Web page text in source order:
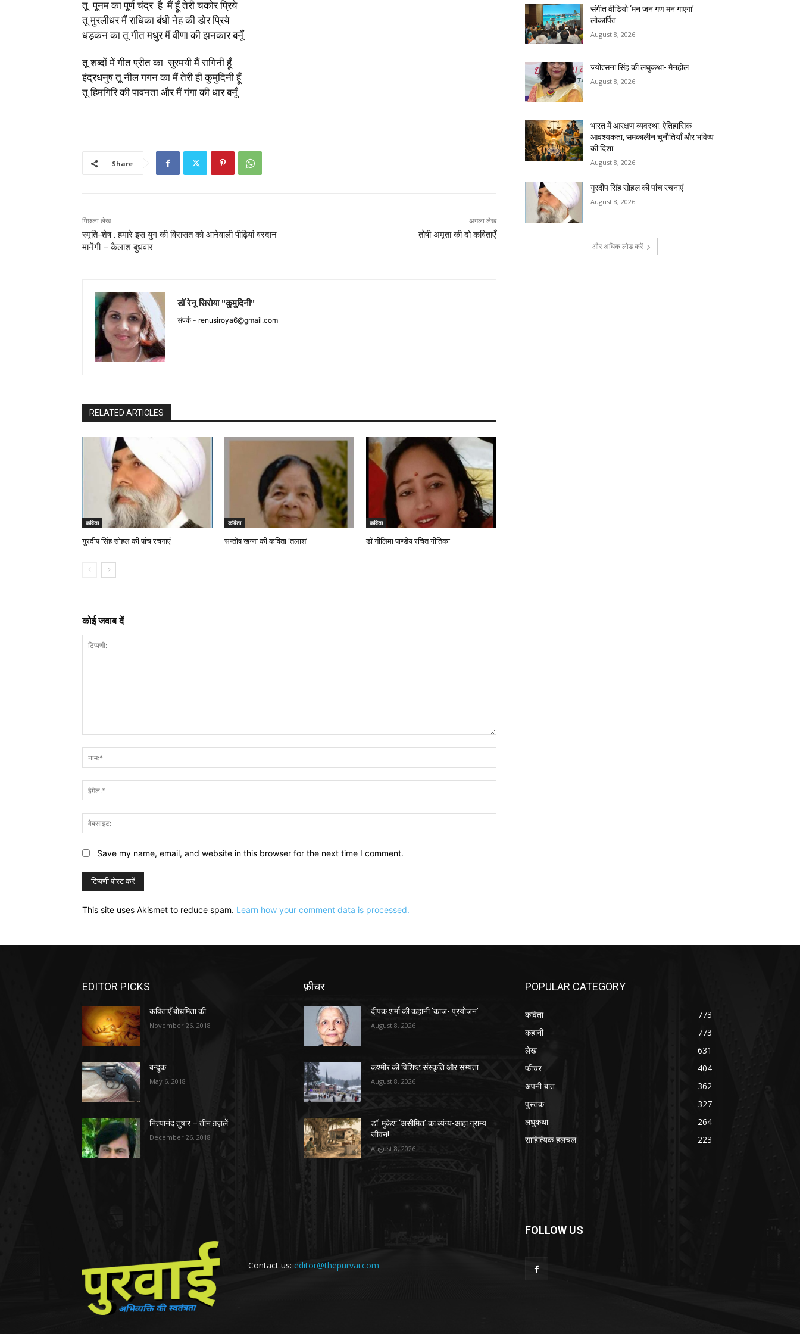
तू पूनम का पूर्ण चंद्र है मैं हूँ तेरी चकोर प्रिये
तू मुरलीधर मैं राधिका बंधी नेह की डोर प्रिये
धड़कन का तू गीत मधुर मैं वीणा की झनकार बनूँ
तू शब्दों में गीत प्रीत का सुरमयी मैं रागिनी हूँ
इंद्रधनुष तू नील गगन का मैं तेरी ही कुमुदिनी हूँ
तू हिमगिरि की पावनता और मैं गंगा की धार बनूँ
Share
पिछला लेख
स्मृति-शेष : हमारे इस युग की विरासत को आनेवाली पीढ़ियां वरदान
मानेंगी – कैलाश बुधवार
अगला लेख
तोषी अमृता की दो कविताएँ
डॉ रेनू सिरोया "कुमुदिनी"
संपर्क - renusiroya6@gmail.com
RELATED ARTICLES
कविता
गुरदीप सिंह सोहल की पांच रचनाएं
कविता
सन्तोष खन्ना की कविता ‘तलाश’
कविता
डॉ नीलिमा पाण्डेय रचित गीतिका
कोई जवाब दें
Save my name, email, and website in this browser for the next time I comment.
This site uses Akismet to reduce spam. Learn how your comment data is processed.
संगीत वीडियो ‘मन जन गण मन गाएगा’
लोकार्पित
August 8, 2026
ज्योत्सना सिंह की लघुकथा- मैनहोल
August 8, 2026
भारत में आरक्षण व्यवस्था: ऐतिहासिक
आवश्यकता, समकालीन चुनौतियाँ और भविष्य
की दिशा
August 8, 2026
गुरदीप सिंह सोहल की पांच रचनाएं
August 8, 2026
और अधिक लोड करें
EDITOR PICKS
कविताएँ बोधमिता की
November 26, 2018
बन्दूक
May 6, 2018
नित्यानंद तुषार – तीन ग़ज़लें
December 26, 2018
फ़ीचर
दीपक शर्मा की कहानी ‘काज- प्रयोजन’
August 8, 2026
कश्मीर की विशिष्ट संस्कृति और सभ्यता…
August 8, 2026
डॉ. मुकेश ‘असीमित’ का व्यंग्य-आहा ग्राम्य
जीवन!
August 8, 2026
POPULAR CATEGORY
कविता
773
कहानी
773
लेख
631
फीचर
404
अपनी बात
362
पुस्तक
327
लघुकथा
264
साहित्यिक हलचल
223
Contact us: editor@thepurvai.com
FOLLOW US